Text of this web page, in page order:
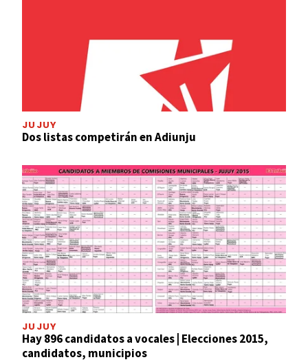
JUJUY
Dos listas competirán en Adiunju
JUJUY
Hay 896 candidatos a vocales | Elecciones 2015,
candidatos, municipios